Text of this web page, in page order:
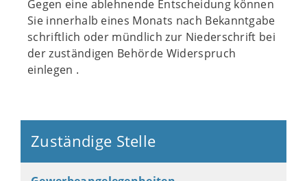
Gegen eine ablehnende Entscheidung können
Sie innerhalb eines Monats nach Bekanntgabe
schriftlich oder mündlich zur Niederschrift bei
der zuständigen Behörde Widerspruch
einlegen .
Zuständige Stelle